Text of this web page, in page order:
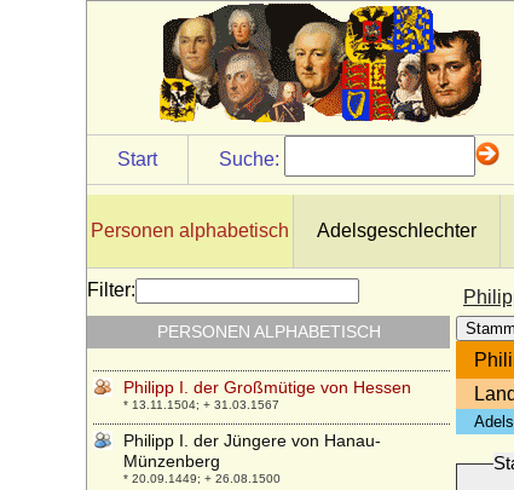
Start Suche:
Personen alphabetisch Adelsgeschlechter
Filter:
PERSONEN ALPHABETISCH
* 24.06.1616; + 24.01.1671
Philipp Gottfried zu Castell-Rüdenhausen
* 21.11.1641; + 10.06.1681
Philipp Heinrich von Hohenlohe-
Waldenburg
Philipp Howard (St Philipp Howard), Earl of
Arundel
Philipp Hyacinth von Lobkowicz, Fürst
Philipp I. der Ältere von Hanau-
Babenhausen (Philipp I. der Ältere von
Hanau-Lichtenberg)
* 08.05.1417; + 10.05.1480
Philipp I. der Großmütige von Hessen
* 13.11.1504; + 31.03.1567
Philipp I. der Jüngere von Hanau-
Münzenberg
* 20.09.1449; + 26.08.1500